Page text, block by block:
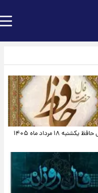
یکشنبه ۱۸ مرداد ماه ۱۴۰۵